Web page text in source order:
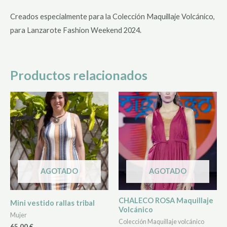
Creados especialmente para la Colección Maquillaje Volcánico,
para Lanzarote Fashion Weekend 2024.
Productos relacionados
AGOTADO
Mini vestido rallas tribal
Mujer
Este
producto
tiene
múltiples
variantes.
Las
opciones
pueden
elegir
AGOTADO
CHALECO ROSA Maquillaje
Volcánico
Colección Maquillaje volcánico